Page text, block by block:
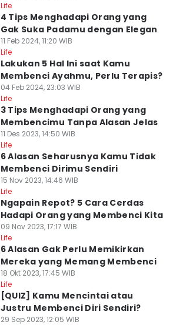
Life
4 Tips Menghadapi Orang yang
Gak Suka Padamu dengan Elegan
11 Feb 2024, 11:20 WIB
Life
Lakukan 5 Hal Ini saat Kamu
Membenci Ayahmu, Perlu Terapis?
04 Feb 2024, 23:03 WIB
Life
3 Tips Menghadapi Orang yang
Membencimu Tanpa Alasan Jelas
11 Des 2023, 14:50 WIB
Life
6 Alasan Seharusnya Kamu Tidak
Membenci Dirimu Sendiri
15 Nov 2023, 14:46 WIB
Life
Ngapain Repot? 5 Cara Cerdas
Hadapi Orang yang Membenci Kita
09 Nov 2023, 17:17 WIB
Life
6 Alasan Gak Perlu Memikirkan
Mereka yang Memang Membenci
18 Okt 2023, 17:45 WIB
Life
[QUIZ] Kamu Mencintai atau
Justru Membenci Diri Sendiri?
29 Sep 2023, 12:05 WIB